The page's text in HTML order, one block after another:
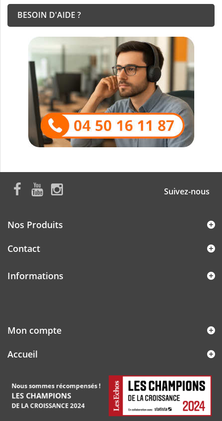
BESOIN D'AIDE ?
Suivez-nous
Nos Produits
Contact
Informations
Mon compte
Accueil